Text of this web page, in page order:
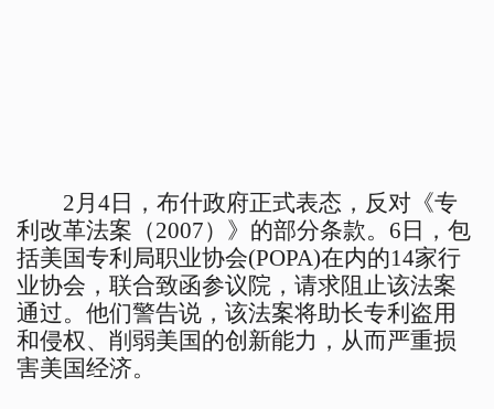
2月4日，布什政府正式表态，反对《专
利改革法案（2007）》的部分条款。6日，包
括美国专利局职业协会(POPA)在内的14家行
业协会，联合致函参议院，请求阻止该法案
通过。他们警告说，该法案将助长专利盗用
和侵权、削弱美国的创新能力，从而严重损
害美国经济。